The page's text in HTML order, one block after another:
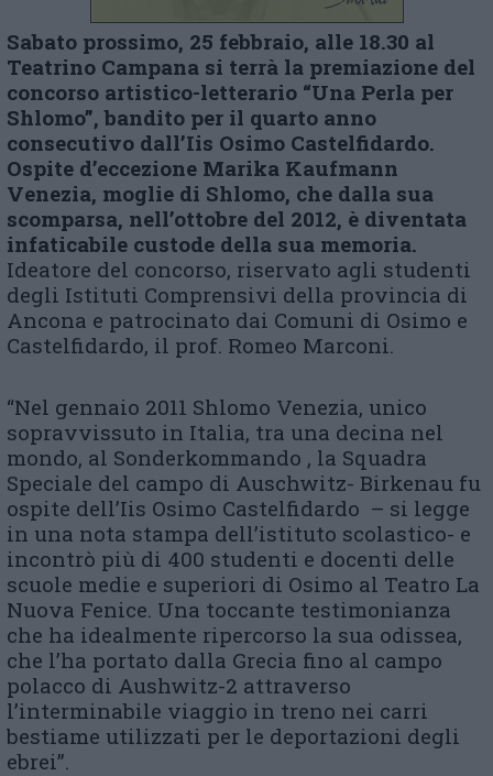
Sabato prossimo, 25 febbraio, alle 18.30 al
Teatrino Campana si terrà la premiazione del
concorso artistico-letterario “Una Perla per
Shlomo”, bandito per il quarto anno
consecutivo dall’Iis Osimo Castelfidardo.
Ospite d’eccezione Marika Kaufmann
Venezia, moglie di Shlomo, che dalla sua
scomparsa, nell’ottobre del 2012, è diventata
infaticabile custode della sua memoria.
Ideatore del concorso, riservato agli studenti
degli Istituti Comprensivi della provincia di
Ancona e patrocinato dai Comuni di Osimo e
Castelfidardo, il prof. Romeo Marconi.
“Nel gennaio 2011 Shlomo Venezia, unico
sopravvissuto in Italia, tra una decina nel
mondo, al Sonderkommando , la Squadra
Speciale del campo di Auschwitz- Birkenau fu
ospite dell’Iis Osimo Castelfidardo – si legge
in una nota stampa dell’istituto scolastico- e
incontrò più di 400 studenti e docenti delle
scuole medie e superiori di Osimo al Teatro La
Nuova Fenice. Una toccante testimonianza
che ha idealmente ripercorso la sua odissea,
che l’ha portato dalla Grecia fino al campo
polacco di Aushwitz-2 attraverso
l’interminabile viaggio in treno nei carri
bestiame utilizzati per le deportazioni degli
ebrei”.